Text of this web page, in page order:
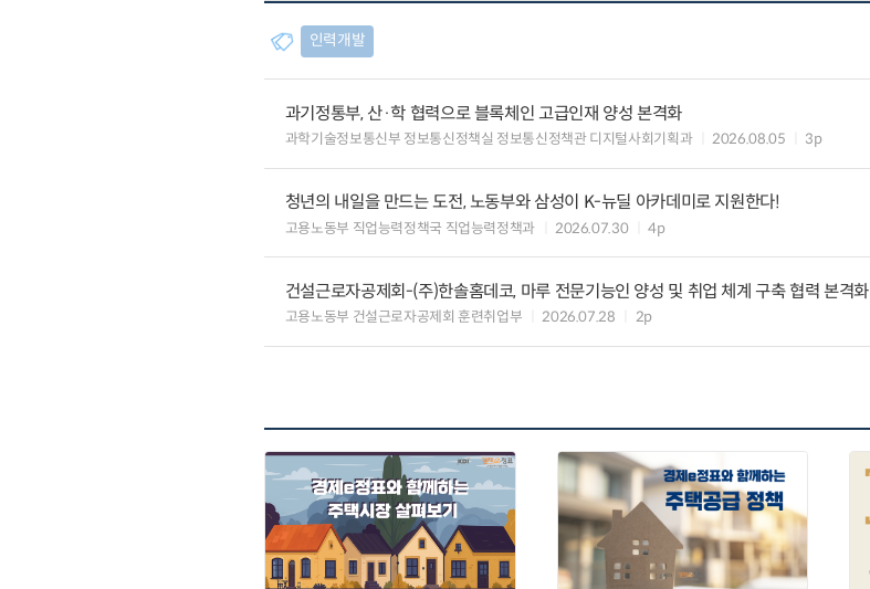
인력개발
과기정통부, 산·학 협력으로 블록체인 고급인재 양성 본격화
과학기술정보통신부 정보통신정책실 정보통신정책관 디지털사회기획과 2026.08.05 3p
청년의 내일을 만드는 도전, 노동부와 삼성이 K-뉴딜 아카데미로 지원한다!
고용노동부 직업능력정책국 직업능력정책과 2026.07.30 4p
건설근로자공제회-(주)한솔홈데코, 마루 전문기능인 양성 및 취업 체계 구축 협력 본격화
고용노동부 건설근로자공제회 훈련취업부 2026.07.28 2p